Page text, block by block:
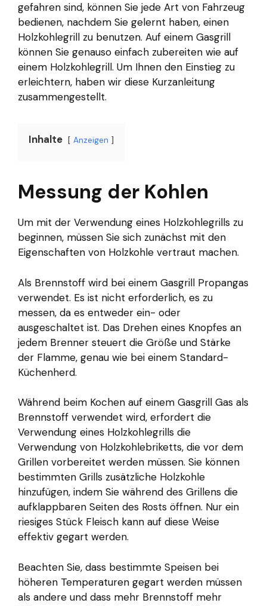
gefahren sind, können Sie jede Art von Fahrzeug
bedienen, nachdem Sie gelernt haben, einen
Holzkohlegrill zu benutzen. Auf einem Gasgrill
können Sie genauso einfach zubereiten wie auf
einem Holzkohlegrill. Um Ihnen den Einstieg zu
erleichtern, haben wir diese Kurzanleitung
zusammengestellt.
Inhalte Anzeigen
Messung der Kohlen
Um mit der Verwendung eines Holzkohlegrills zu
beginnen, müssen Sie sich zunächst mit den
Eigenschaften von Holzkohle vertraut machen.
Als Brennstoff wird bei einem Gasgrill Propangas
verwendet. Es ist nicht erforderlich, es zu
messen, da es entweder ein- oder
ausgeschaltet ist. Das Drehen eines Knopfes an
jedem Brenner steuert die Größe und Stärke
der Flamme, genau wie bei einem Standard-
Küchenherd.
Während beim Kochen auf einem Gasgrill Gas als
Brennstoff verwendet wird, erfordert die
Verwendung eines Holzkohlegrills die
Verwendung von Holzkohlebriketts, die vor dem
Grillen vorbereitet werden müssen. Sie können
bestimmten Grills zusätzliche Holzkohle
hinzufügen, indem Sie während des Grillens die
aufklappbaren Seiten des Rosts öffnen. Nur ein
riesiges Stück Fleisch kann auf diese Weise
effektiv gegart werden.
Beachten Sie, dass bestimmte Speisen bei
höheren Temperaturen gegart werden müssen
als andere und dass mehr Brennstoff mehr